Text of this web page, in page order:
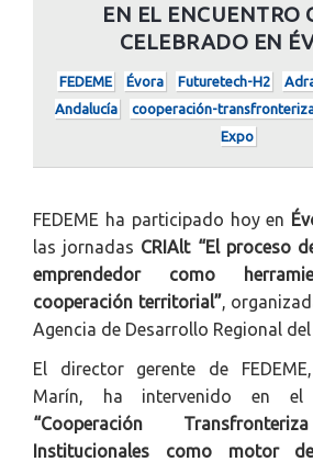
EN EL ENCUENTRO
CELEBRADO EN
FEDEME Évora Futuretech-H2
Andalucía
cooperación-
Expo
FEDEME ha participado hoy en
las jornadas CRIAlt “El proceso
emprendedor como
cooperación territorial”,
Agencia de Desarrollo Regional
El director gerente de
Marín, ha intervenido en el
“Cooperación
Institucionales como motor